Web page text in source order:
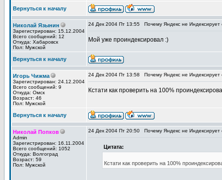
Вернуться к началу
Николай Язынин
Зарегистрирован: 15.12.2004
Всего сообщений: 12
Откуда: Хабаровск
Пол: Мужской
24 Дек 2004 Пт 13:55 Почему Яндекс не Индексирует
Мой уже проиндексировал :)
Вернуться к началу
Игорь Чижма
Зарегистрирован: 24.12.2004
Всего сообщений: 9
Откуда: Омск
Возраст: 46
Пол: Мужской
24 Дек 2004 Пт 13:58 Почему Яндекс не Индексирует
Кстати как проверить на 100%
Вернуться к началу
Николай Попков
Admin
Зарегистрирован: 16.11.2004
Всего сообщений: 1052
Откуда: Волгоград
Возраст: 59
Пол: Мужской
24 Дек 2004 Пт 20:50 Почему Яндекс не Индексирует
Цитата:
Кстати как проверить на 100%